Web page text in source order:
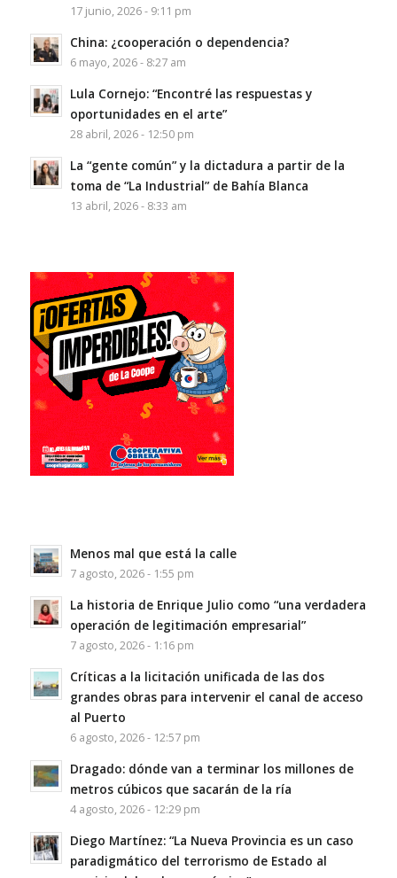
17 junio, 2026 - 9:11 pm
China: ¿cooperación o dependencia?
6 mayo, 2026 - 8:27 am
Lula Cornejo: “Encontré las respuestas y
oportunidades en el arte”
28 abril, 2026 - 12:50 pm
La “gente común” y la dictadura a partir de la
toma de “La Industrial” de Bahía Blanca
13 abril, 2026 - 8:33 am
Menos mal que está la calle
7 agosto, 2026 - 1:55 pm
La historia de Enrique Julio como “una verdadera
operación de legitimación empresarial”
7 agosto, 2026 - 1:16 pm
Críticas a la licitación unificada de las dos
grandes obras para intervenir el canal de acceso
al Puerto
6 agosto, 2026 - 12:57 pm
Dragado: dónde van a terminar los millones de
metros cúbicos que sacarán de la ría
4 agosto, 2026 - 12:29 pm
Diego Martínez: “La Nueva Provincia es un caso
paradigmático del terrorismo de Estado al